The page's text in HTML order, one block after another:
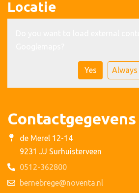
Locatie
Yes Always
Contactgegevens
de Merel 12-14
9231 JJ Surhuisterveen
0512-362800
bernebrege@noventa.nl